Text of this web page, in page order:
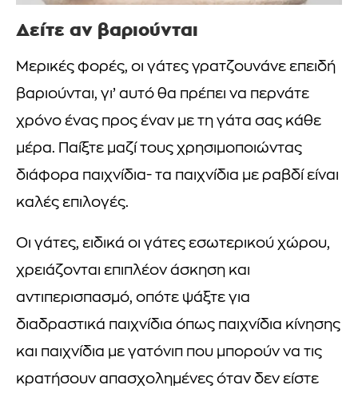
Δείτε αν βαριούνται
Μερικές φορές, οι γάτες γρατζουνάνε επειδή
βαριούνται, γι’ αυτό θα πρέπει να περνάτε
χρόνο ένας προς έναν με τη γάτα σας κάθε
μέρα. Παίξτε μαζί τους χρησιμοποιώντας
διάφορα παιχνίδια- τα παιχνίδια με ραβδί είναι
καλές επιλογές.
Οι γάτες, ειδικά οι γάτες εσωτερικού χώρου,
χρειάζονται επιπλέον άσκηση και
αντιπερισπασμό, οπότε ψάξτε για
διαδραστικά παιχνίδια όπως παιχνίδια κίνησης
και παιχνίδια με γατόνιπ που μπορούν να τις
κρατήσουν απασχολημένες όταν δεν είστε